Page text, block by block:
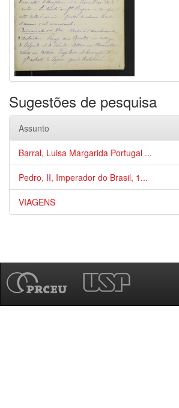
Sugestões de pesquisa
Assunto
Barral, Luisa Margarida Portugal ...
Pedro, II, Imperador do Brasil, 1...
VIAGENS